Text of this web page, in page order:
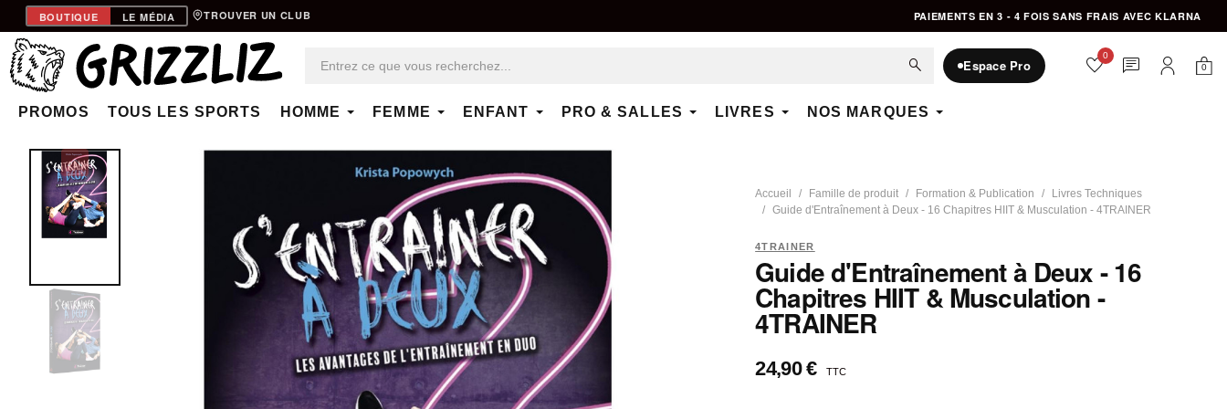
BOUTIQUE LE MÉDIA TROUVER UN CLUB PAIEMENTS EN 3 - 4 FOIS SANS FRAIS AVEC KLARNA
PROMOS TOUS LES SPORTS HOMME FEMME ENFANT PRO & SALLES LIVRES NOS MARQUES
Espace Pro
search favorite0 chat 0
Accueil Famille de produit Formation & Publication
Livres Techniques
Guide d'Entraînement à Deux - 16 Chapitres HIIT & Musculation - 4TRAINER
4TRAINER
Guide d'Entraînement à Deux - 16
Chapitres HIIT & Musculation -
4TRAINER
24,90 € TTC